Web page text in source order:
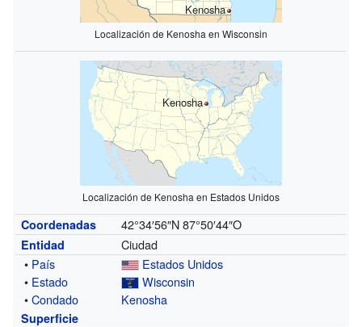
Kenosha
Localización de Kenosha en Wisconsin
Kenosha
Localización de Kenosha en Estados Unidos
Coordenadas 42°34′56″N 87°50′44″O
Entidad
Ciudad
• País
Estados Unidos
• Estado
Wisconsin
•Condado Kenosha
Superficie